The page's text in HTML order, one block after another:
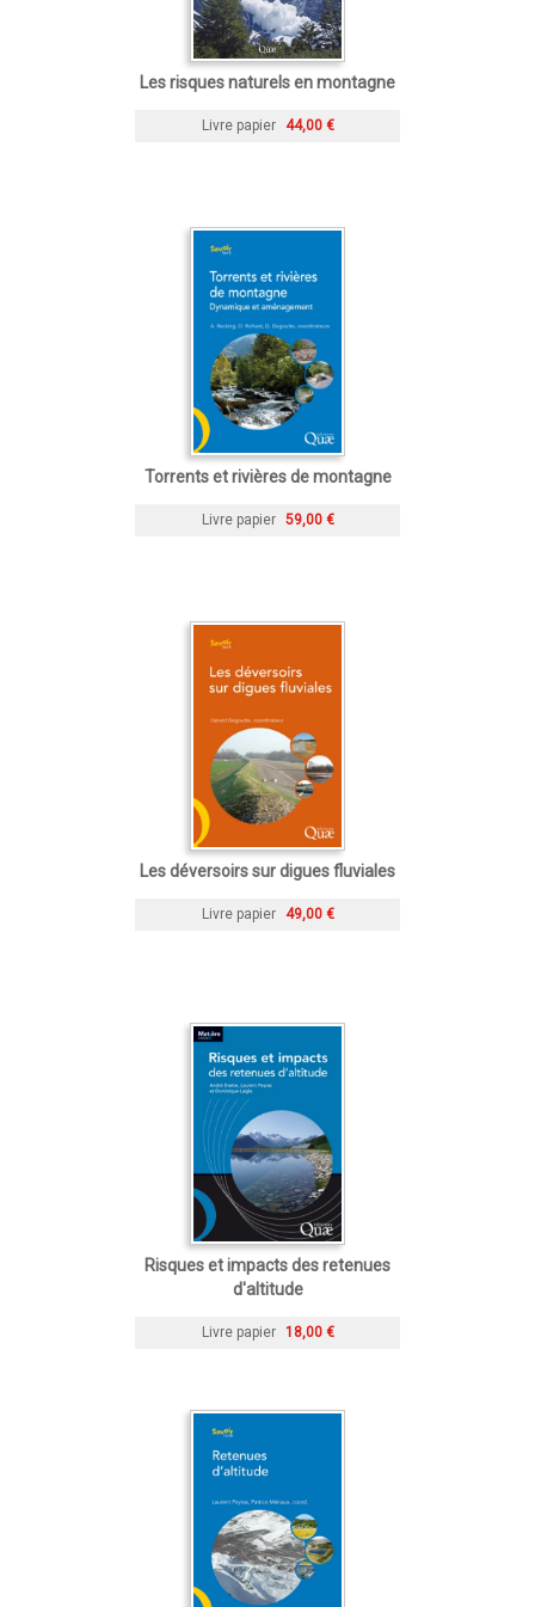
Les risques naturels en montagne
Livre papier 44,00 €
Torrents et rivières de montagne
Livre papier 59,00 €
Les déversoirs sur digues fluviales
Livre papier 49,00 €
Risques et impacts des retenues
d'altitude
Livre papier 18,00 €